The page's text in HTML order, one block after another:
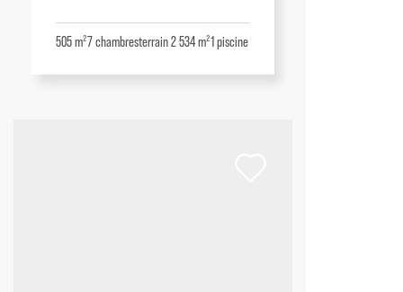
505 m²7chambresterrain 2 534 m²1piscine